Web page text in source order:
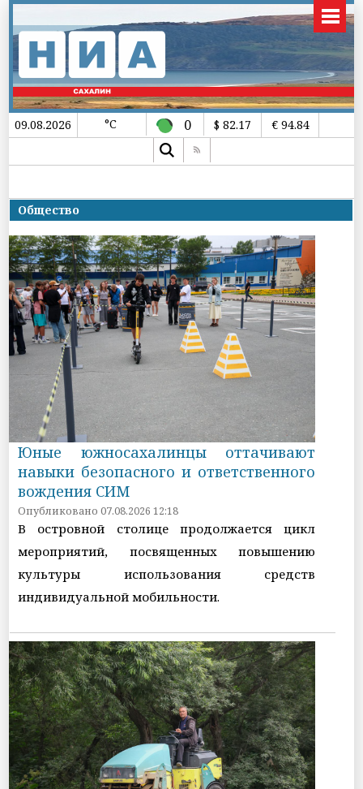
09.08.2026 °C 0 $ 82.17 € 94.84
Общество
Юные южносахалинцы оттачивают
навыки безопасного и ответственного
вождения СИМ
Опубликовано 07.08.2026 12:18
В островной столице продолжается цикл
мероприятий, посвященных повышению
культуры использования средств
индивидуальной мобильности.